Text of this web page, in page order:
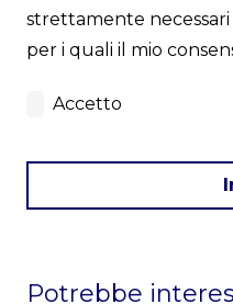
strettamente necessari
per i quali il mio
Accetto
Potrebbe